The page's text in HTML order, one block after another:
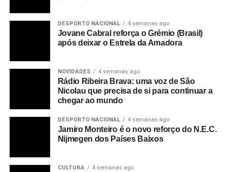
DESPORTO NACIONAL 4 semanas ago
Jovane Cabral reforça o Grémio (Brasil)
após deixar o Estrela da Amadora
NOVIDADES 4 semanas ago
Rádio Ribeira Brava: uma voz de São
Nicolau que precisa de si para continuar a
chegar ao mundo
DESPORTO NACIONAL 4 semanas ago
Jamiro Monteiro é o novo reforço do N.E.C.
Nijmegen dos Países Baixos
CULTURA 4 semanas ago